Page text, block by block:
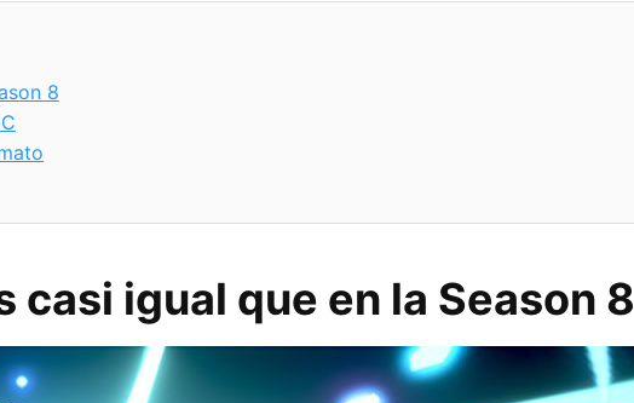
8
casi igual que en la Season 8